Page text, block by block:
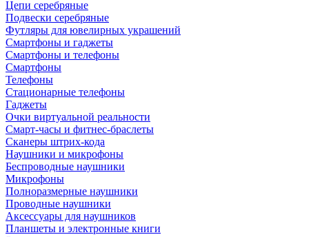
Цепи серебряные
Подвески серебряные
Футляры для ювелирных украшений
Смартфоны и гаджеты
Смартфоны и телефоны
Смартфоны
Телефоны
Стационарные телефоны
Гаджеты
Очки виртуальной реальности
Смарт-часы и фитнес-браслеты
Сканеры штрих-кода
Наушники и микрофоны
Беспроводные наушники
Микрофоны
Полноразмерные наушники
Проводные наушники
Аксессуары для наушников
Планшеты и электронные книги